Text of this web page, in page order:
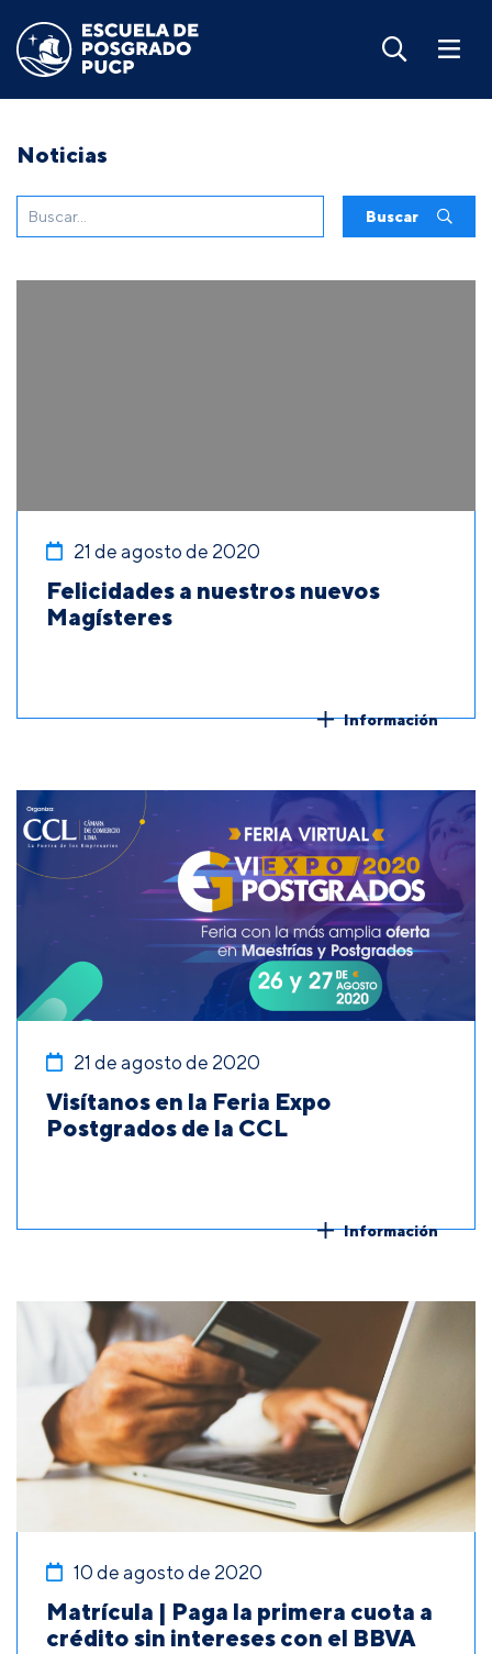
Noticias
Buscar
21 de agosto de 2020
Felicidades a nuestros nuevos
Magísteres
Información
21 de agosto de 2020
Visítanos en la Feria Expo
Postgrados de la CCL
Información
10 de agosto de 2020
Matrícula | Paga la primera cuota a
crédito sin intereses con el BBVA